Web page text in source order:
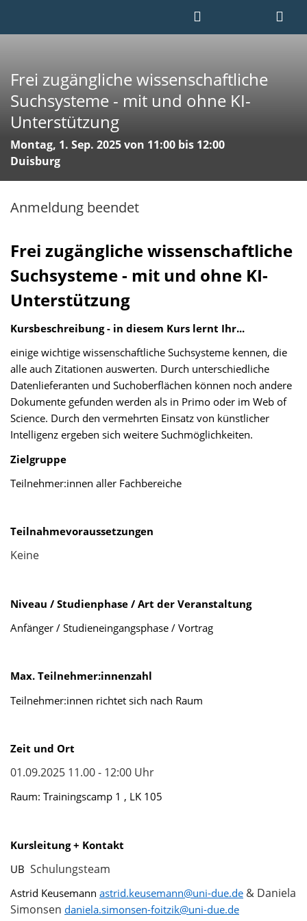
Frei zugängliche wissenschaftliche
Suchsysteme - mit und ohne KI-
Unterstützung
Montag, 1. Sep. 2025 von 11:00 bis 12:00
Duisburg
Anmeldung beendet
Frei zugängliche wissenschaftliche
Suchsysteme - mit und ohne KI-
Unterstützung
Kursbeschreibung - in diesem Kurs lernt Ihr...
einige wichtige wissenschaftliche Suchsysteme kennen, die
alle auch Zitationen auswerten. Durch unterschiedliche
Datenlieferanten und Suchoberflächen können noch andere
Dokumente gefunden werden als in Primo oder im Web of
Science. Durch den vermehrten Einsatz von künstlicher
Intelligenz ergeben sich weitere Suchmöglichkeiten.
Zielgruppe
Teilnehmer:innen aller Fachbereiche
Teilnahmevoraussetzungen
Keine
Niveau / Studienphase / Art der Veranstaltung
Anfänger / Studieneingangsphase / Vortrag
Max. Teilnehmer:innenzahl
Teilnehmer:innen richtet sich nach Raum
Zeit und Ort
01.09.2025 11.00 - 12:00 Uhr
Raum: Trainingscamp 1 , LK 105
Kursleitung + Kontakt
UB Schulungsteam
Astrid Keusemann astrid.keusemann@uni-due.de & Daniela
Simonsen daniela.simonsen-foitzik@uni-due.de